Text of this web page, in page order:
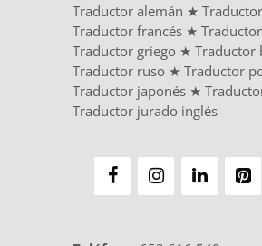
Traductor alemán ★
Traductor francés ★
Traductor griego ★ Traductor
Traductor ruso ★ Traductor
Traductor japonés ★
Traductor jurado inglés